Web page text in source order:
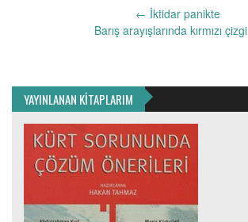
← İktidar panikte
Barış arayışlarında kırmızı çizgi
YAYINLANAN KİTAPLARIM